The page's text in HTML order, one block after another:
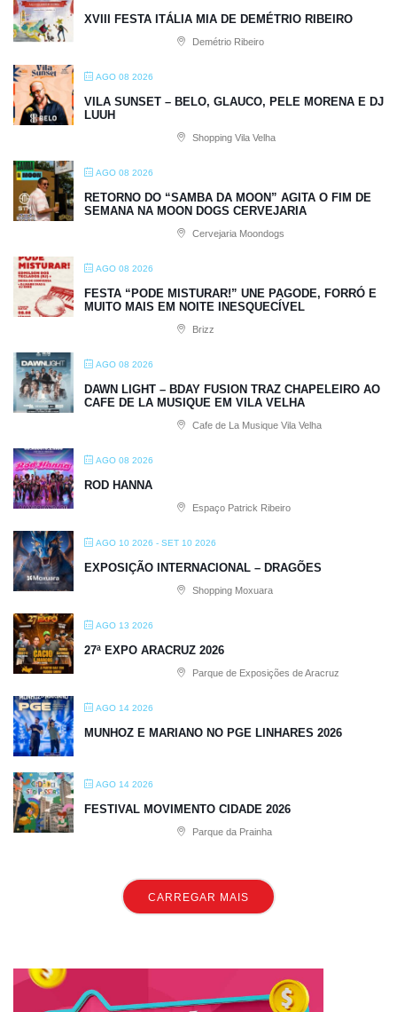
XVIII FESTA ITÁLIA MIA DE DEMÉTRIO RIBEIRO
Demétrio Ribeiro
AGO 08 2026
VILA SUNSET – BELO, GLAUCO, PELE MORENA E DJ
LUUH
Shopping Vila Velha
AGO 08 2026
RETORNO DO “SAMBA DA MOON” AGITA O FIM DE
SEMANA NA MOON DOGS CERVEJARIA
Cervejaria Moondogs
AGO 08 2026
FESTA “PODE MISTURAR!” UNE PAGODE, FORRÓ E
MUITO MAIS EM NOITE INESQUECÍVEL
Brizz
AGO 08 2026
DAWN LIGHT – BDAY FUSION TRAZ CHAPELEIRO AO
CAFE DE LA MUSIQUE EM VILA VELHA
Cafe de La Musique Vila Velha
AGO 08 2026
ROD HANNA
Espaço Patrick Ribeiro
AGO 10 2026 - SET 10 2026
EXPOSIÇÃO INTERNACIONAL – DRAGÕES
Shopping Moxuara
AGO 13 2026
27ª EXPO ARACRUZ 2026
Parque de Exposições de Aracruz
AGO 14 2026
MUNHOZ E MARIANO NO PGE LINHARES 2026
AGO 14 2026
FESTIVAL MOVIMENTO CIDADE 2026
Parque da Prainha
CARREGAR MAIS